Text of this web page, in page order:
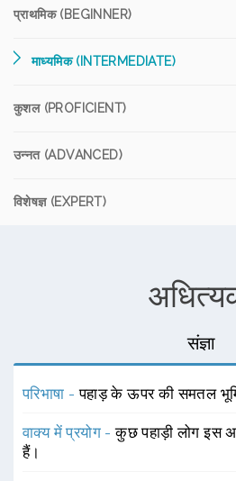
प्राथमिक (BEGINNER)
माध्यमिक (INTERMEDIATE)
कुशल (PROFICIENT)
उन्नत (ADVANCED)
विशेषज्ञ (EXPERT)
संज्ञा
परिभाषा -पहाड़ के ऊपर की समतल
वाक्य में प्रयोग -कुछ पहाड़ी लोग इस
हैं।